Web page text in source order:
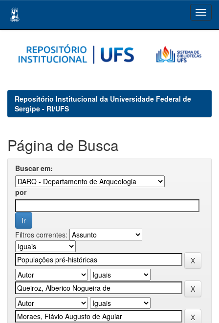
navigation
Repositório Institucional da Universidade Federal de
Sergipe - RI/UFS
Página de Busca
Buscar em:
por
Filtros correntes: